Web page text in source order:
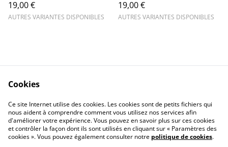
19,00 €
AUTRES VARIANTES DISPONIBLES
19,00 €
AUTRES VARIANTES DISPONIBLES
Contact Us
Legal Terms
Privacy Policy
Cookie Policy
Cookies
Ce site Internet utilise des cookies. Les cookies sont de petits fichiers qui
nous aident à comprendre comment vous utilisez nos services afin
d'améliorer votre expérience. Vous pouvez en savoir plus sur ces cookies
et contrôler la façon dont ils sont utilisés en cliquant sur « Paramètres des
cookies ». Vous pouvez également consulter notre politique de cookies.